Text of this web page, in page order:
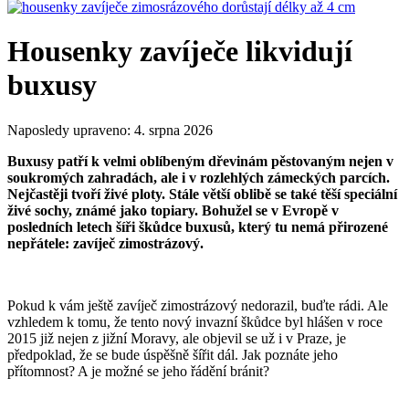
Housenky zavíječe likvidují
buxusy
Naposledy upraveno: 4. srpna 2026
Buxusy patří k velmi oblíbeným dřevinám pěstovaným nejen v
soukromých zahradách, ale i v rozlehlých zámeckých parcích.
Nejčastěji tvoří živé ploty. Stále větší oblibě se také těší speciální
živé sochy, známé jako topiary. Bohužel se v Evropě v
posledních letech šíři škůdce buxusů, který tu nemá přirozené
nepřátele: zavíječ zimostrázový.
Pokud k vám ještě zavíječ zimostrázový nedorazil, buďte rádi. Ale
vzhledem k tomu, že tento nový invazní škůdce byl hlášen v roce
2015 již nejen z jižní Moravy, ale objevil se už i v Praze, je
předpoklad, že se bude úspěšně šířit dál. Jak poznáte jeho
přítomnost? A je možné se jeho řádění bránit?